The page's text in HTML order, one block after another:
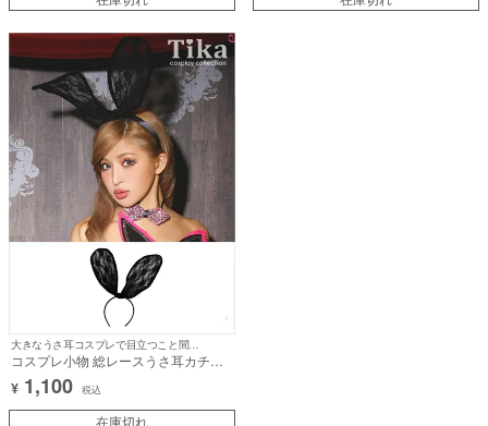
大きなうさ耳コスプレで目立つこと間違いなし！
コスプレ小物 総レースうさ耳カチュ
ーシャ【ハロウィン】[tk-hw0153]
¥ 1,100 税込
在庫切れ